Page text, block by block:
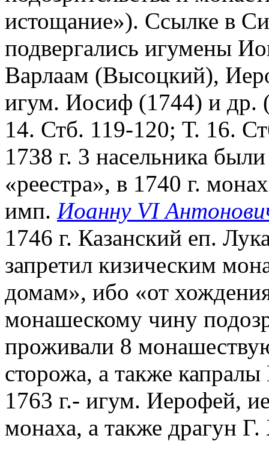
истощание»). Ссылке в
подвергались игумены
Варлаам (Высоцкий),
игум. Иосиф (1744) и
14. Стб. 119-120; Т. 16.
1738 г. 3 насельника
«реестра», в 1740 г.
имп. Иоанну VI
1746 г. Казанский еп.
запретил кизическим
домам», ибо «от
монашескому чину
проживали 8
сторожа, а также
1763 г.- игум. Иерофей,
монаха, а также драгун Г.